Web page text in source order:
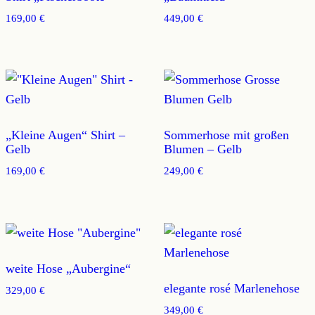
169,00 € 449,00 €
„Kleine Augen“ Shirt –
Gelb
169,00 €
Sommerhose mit großen
Blumen – Gelb
249,00 €
weite Hose „Aubergine“
329,00 € elegante rosé Marlenehose
349,00 €